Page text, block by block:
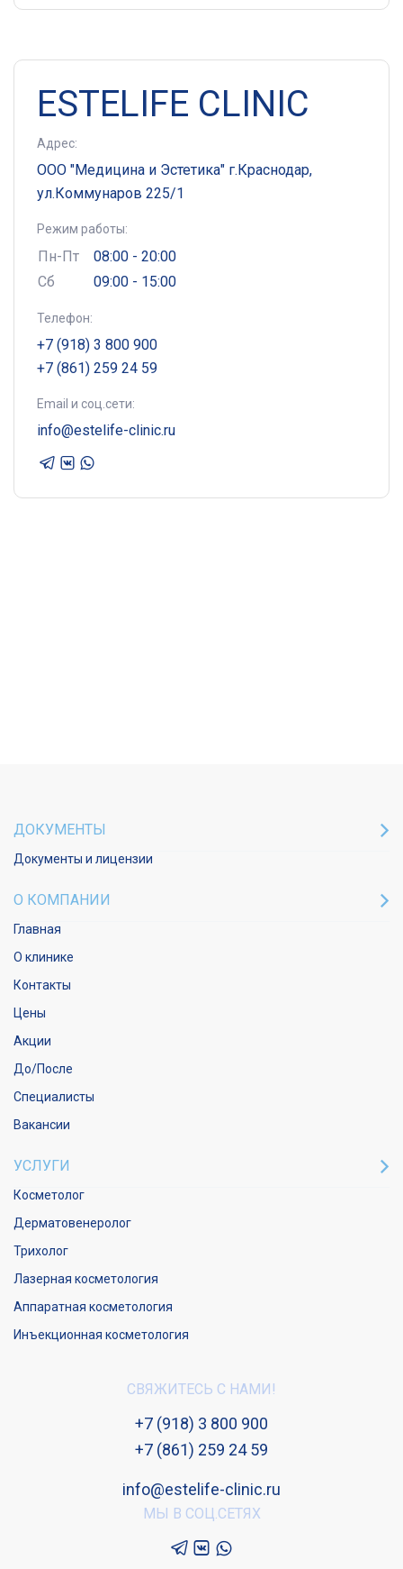
ESTELIFE CLINIC
Адрес:
ООО "Медицина и Эстетика" г.Краснодар,
ул.Коммунаров 225/1
Режим работы:
Пн-Пт
08:00 - 20:00
Сб
09:00 - 15:00
Телефон:
+7 (918) 3 800 900
+7 (861) 259 24 59
Email и соц.сети:
info@estelife-clinic.ru
ДОКУМЕНТЫ
Документы и лицензии
О КОМПАНИИ
Главная
О клинике
Контакты
Цены
Акции
До/После
Специалисты
Вакансии
УСЛУГИ
Косметолог
Дерматовенеролог
Трихолог
Лазерная косметология
Аппаратная косметология
Инъекционная косметология
СВЯЖИТЕСЬ С НАМИ!
+7 (918) 3 800 900
+7 (861) 259 24 59
info@estelife-clinic.ru
МЫ В СОЦ.СЕТЯХ